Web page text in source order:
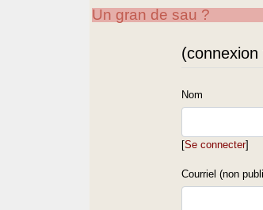
Un gran de sau ?
Nom
[Se connecter]
Courriel (non